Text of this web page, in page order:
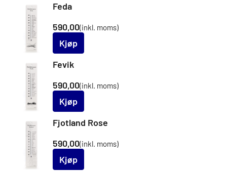
Feda
590,00(inkl. moms)
Kjøp
Fevik
590,00(inkl. moms)
Kjøp
Fjotland Rose
590,00(inkl. moms)
Kjøp